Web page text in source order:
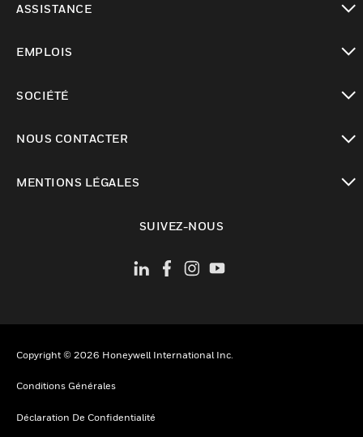
ASSISTANCE
EMPLOIS
SOCIÉTÉ
NOUS CONTACTER
MENTIONS LÉGALES
SUIVEZ-NOUS
Copyright © 2026 Honeywell International Inc.
Conditions Générales
Déclaration De Confidentialité